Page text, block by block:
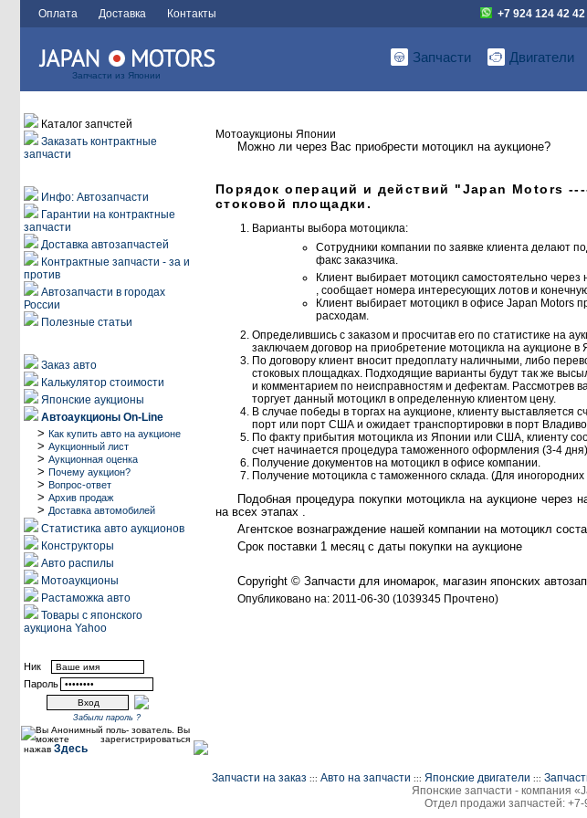
Оплата Доставка Контакты +7 924 124 42 42
Запчасти из Японии
Запчасти Двигатели
Каталог запчстей
Заказать контрактные
запчасти
Инфо: Автозапчасти
Гарантии на контрактные
запчасти
Доставка автозапчастей
Контрактные запчасти - за и
против
Автозапчасти в городах
России
Полезные статьи
Заказ авто
Калькулятор стоимости
Японские аукционы
Автоаукционы On-Line
> Как купить авто на аукционе
> Аукционный лист
> Аукционная оценка
> Почему аукцион?
> Вопрос-ответ
> Архив продаж
> Доставка автомобилей
Статистика авто аукционов
Конструкторы
Авто распилы
Мотоаукционы
Растаможка авто
Товары с японского
аукциона Yahoo
Ник
Пароль
Забыли пароль ?
Вы Анонимный поль- зователь. Вы
можете зарегистрироваться
нажав Здесь
Мотоаукционы Японии
Можно ли через Вас приобрести мотоцикл на аукционе?
Порядок операций и действий "Japan Motors
стоковой площадки.
Варианты выбора мотоцикла:
Сотрудники компании по заявке клиента делают
факс заказчика.
Клиент выбирает мотоцикл самостоятельно через
, сообщает номера интересующих лотов и
Клиент выбирает мотоцикл в офисе Japan Motors
расходам.
Определившись с заказом и просчитав его по статистике на
заключаем договор на приобретение мотоцикла на аукционе
По договору клиент вносит предоплату наличными, либо
стоковых площадках. Подходящие варианты будут так же
и комментарием по неисправностям и дефектам. Рассмотрев
торгует данный мотоцикл в определенную клиентом цену.
В случае победы в торгах на аукционе, клиенту
порт или порт США и ожидает транспортировки в порт
По факту прибытия мотоцикла из Японии или США, клиенту
счет начинается процедура таможенного оформления (3-4 дня).
Получение документов на мотоцикл в офисе компании.
Получение мотоцикла с таможенного склада. (Для иногородних
Подобная процедура покупки мотоцикла на аукционе
на всех этапах .
Агентское вознаграждение нашей компании на мотоцикл
Срок поставки 1 месяц с даты покупки на аукционе
Copyright © Запчасти для иномарок, магазин японских
Опубликовано на: 2011-06-30 (1039345 Прочтено)
Запчасти на заказ ::: Авто на запчасти ::: Японские двигатели :::
Японские запчасти - компания
Отдел продажи запчастей: